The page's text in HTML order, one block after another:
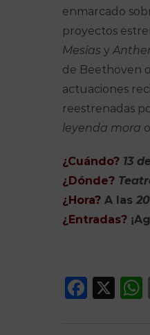
enmarcado
proyectos
Mesías y
de Beethoven
actuaciones
reestrenadas
leyenda mora o
¿Cuándo? 13
¿Dónde?
¿Hora?A las
¿Entradas?
X